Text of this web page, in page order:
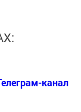
канал